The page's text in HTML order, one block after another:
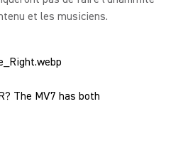
et les musiciens.
The MV7 has both